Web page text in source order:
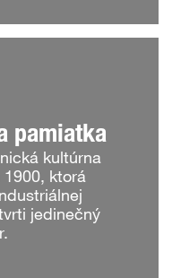
pamiatka
kultúrna
ktorá
jedinečný